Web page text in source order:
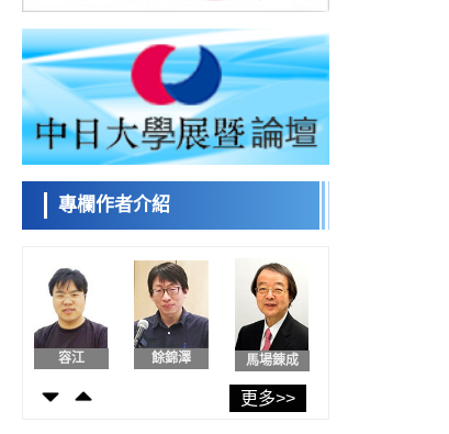
質
科學研究
東京都健康長壽醫療中心跨器官揭示衰老過
程中的糖鏈變化
科學研究
產總研無需石油利用松脂製備石墨前驅體，
可作為電池電極材料
科學研究
東京大學和海上保安廳等發現南海海槽沿線
政策
日本第2次醫療研究開發調整費，根據一線實
科學研究
千葉大學鑑定出導致難治性疾病「肺高血壓
症」惡化的蛋白質「MYL9/12」，會引發血
管結構惡化
科學研究
京都大學高效生成光的構成單元「光子」，
可應用於量子電腦
開發出300億年僅誤差1秒的光晶格鐘，構建
專欄作者介紹
來館 科學交
流員
小岩井忠道 瀧川 進
容江 餘錦澤 馬場錬成
更多>>